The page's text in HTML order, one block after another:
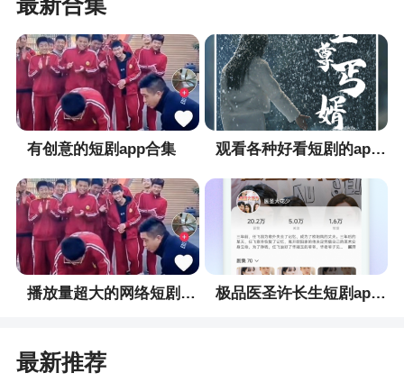
用户使用的人性化服务，让你看得舒心，用得放
心，在无聊的时候可以打开短剧视频陪你度过一个
个惬意的看剧休闲时光
3、好看短剧最新版让你每天享受精彩短剧内
容，各种原创作品首页随心刷，热门好短剧第一时
间为你推送，并且还有用户圈子一起分享短剧内
容，也为用户创建了短剧创作平台，来这里发挥自
己的灵感，创作自己喜欢的短剧！下载好看短剧最
新版就能直接观看啦
有创意的短剧app合集 观看各种好看短剧的app合集
播放量超大的网络短剧app合集 极品医圣许长生短剧app合集
最新推荐